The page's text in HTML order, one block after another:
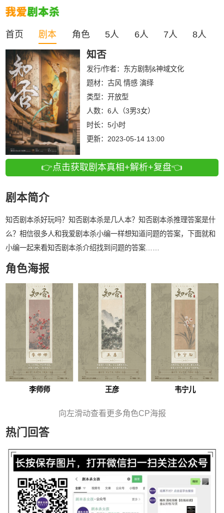
首页 剧本 角色 5人 6人 7人 8人
知否
发行/作者： 东方剧制&神域文化
题材：古风 情感 演绎
类型： 开放型
人数： 6人（3男3女）
时长： 5小时
更新： 2023-05-14 13:00
👉点击获取剧本真相+解析+复盘👈
剧本简介
知否剧本杀好玩吗？知否剧本杀是几人本？知否剧本杀推理答案是什
么？相信很多人和我爱剧本杀小编一样想知道问题的答案，下面就和
小编一起来看知否剧本杀介绍找到问题的答案……
角色海报
李师师 王彦 韦宁儿
向左滑动查看更多角色CP海报
热门回答